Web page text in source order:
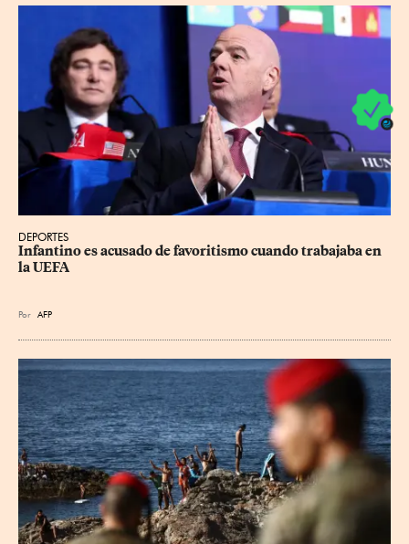
DEPORTES
Infantino es acusado de favoritismo cuando trabajaba en
la UEFA
Por AFP